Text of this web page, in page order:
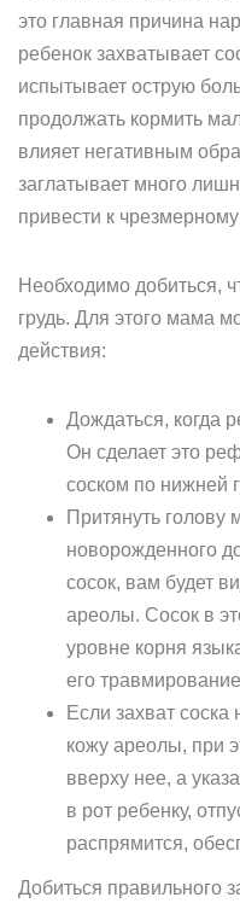
это главная причина
ребенок захватывает
испытывает острую
продолжать кормить
влияет негативным
заглатывает много
привести к
Необходимо добиться,
грудь. Для этого мама
действия:
Дождаться, когда
Он сделает это
соском по нижней
Притянуть голову
новорожденного
сосок, вам будет
ареолы. Сосок в
уровне корня
его
Если захват соска
кожу ареолы, при
вверху нее, а
в рот ребенку,
распрямится,
Добиться правильного